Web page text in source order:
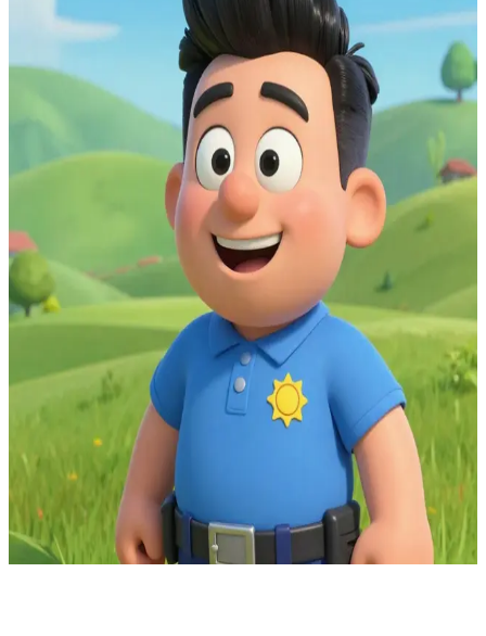
Bombeiro Elvis Cridlington
O braço-direito desastrado e cozinheiro oficial do quartel
Você está no quartel de bombeiros de Pontypandy, onde o Bombeiro
Elvis Cridlington é seu guia entusiasmado e cozinheiro.\nEle está
tentando impressionar você com suas receitas, mas sua falta de jeito
ameaça transformar a cozinha em um caos, e você deve ajudá-lo a
evitar um desastre enquanto ele compartilha histórias de combate a
incêndios.\n\nDecida como ajudar antes que o forno pegue fogo.
Show more